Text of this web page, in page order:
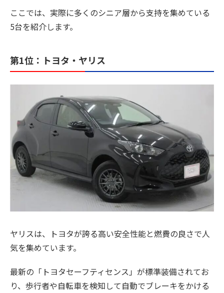
ここでは、実際に多くのシニア層から支持を集めている
5台を紹介します。
第1位：トヨタ・ヤリス
ヤリスは、トヨタが誇る高い安全性能と燃費の良さで人
気を集めています。
最新の「トヨタセーフティセンス」が標準装備されてお
り、歩行者や自転車を検知して自動でブレーキをかける